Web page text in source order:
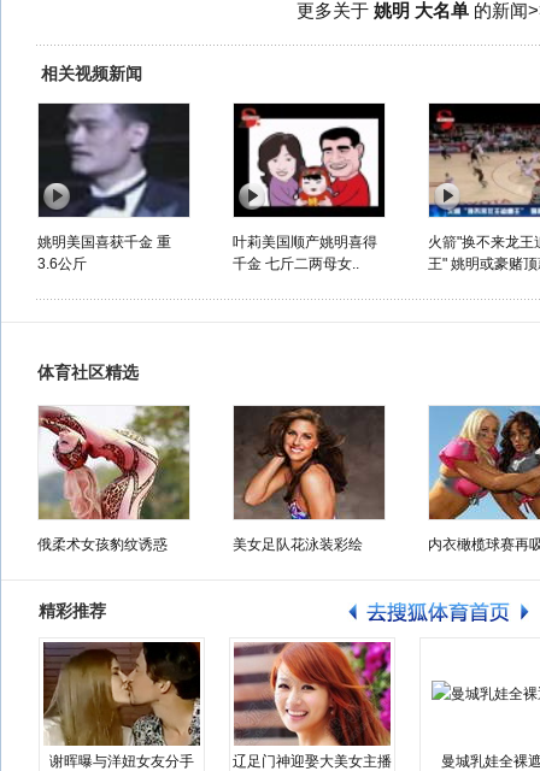
更多关于 姚明 大名单的新闻
相关视频新闻
姚明美国喜获千金 重
3.6公斤
叶莉美国顺产姚明喜得
千金 七斤二两母女..
火箭"换不来龙王
王" 姚明或豪赌顶
体育社区精选
俄柔术女孩豹纹诱惑 美女足队花泳装彩绘 内衣橄榄球赛再
精彩推荐
谢晖曝与洋妞女友分手 辽足门神迎娶大美女主播 曼城乳娃全裸